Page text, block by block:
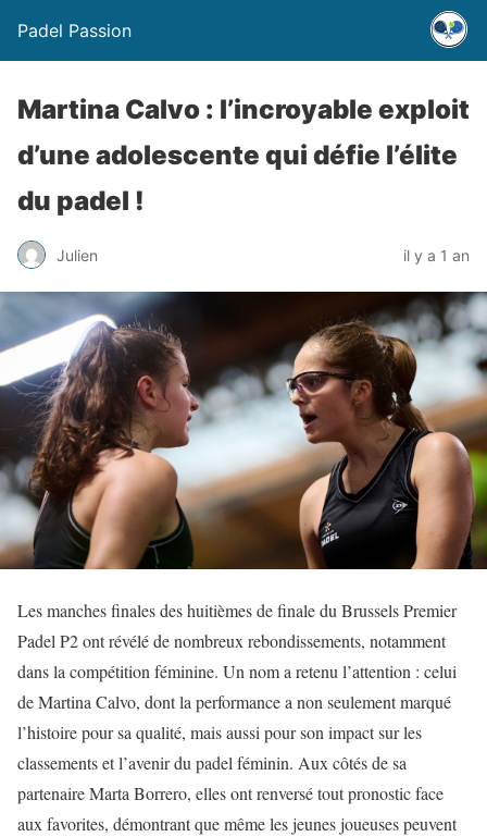
Padel Passion
Martina Calvo : l’incroyable exploit
d’une adolescente qui défie l’élite
du padel !
Julien il y a 1 an
Les manches finales des huitièmes de finale du Brussels Premier
Padel P2 ont révélé de nombreux rebondissements, notamment
dans la compétition féminine. Un nom a retenu l’attention : celui
de Martina Calvo, dont la performance a non seulement marqué
l’histoire pour sa qualité, mais aussi pour son impact sur les
classements et l’avenir du padel féminin. Aux côtés de sa
partenaire Marta Borrero, elles ont renversé tout pronostic face
aux favorites, démontrant que même les jeunes joueuses peuvent